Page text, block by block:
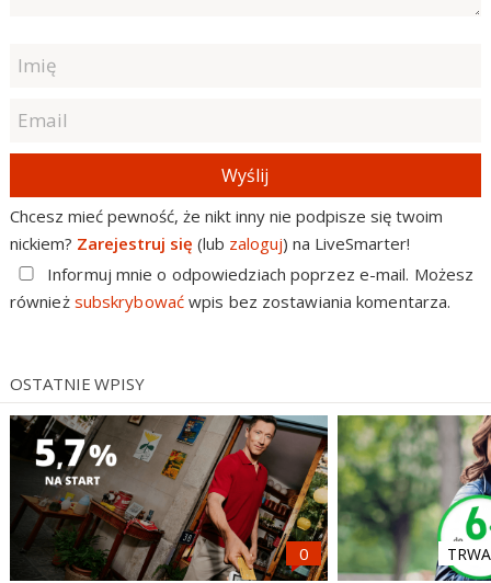
Wyślij
Chcesz mieć pewność, że nikt inny nie podpisze się twoim
nickiem? Zarejestruj się (lub zaloguj) na LiveSmarter!
Informuj mnie o odpowiedziach poprzez e-mail. Możesz
również subskrybowaćwpis bez zostawiania komentarza.
OSTATNIE WPISY